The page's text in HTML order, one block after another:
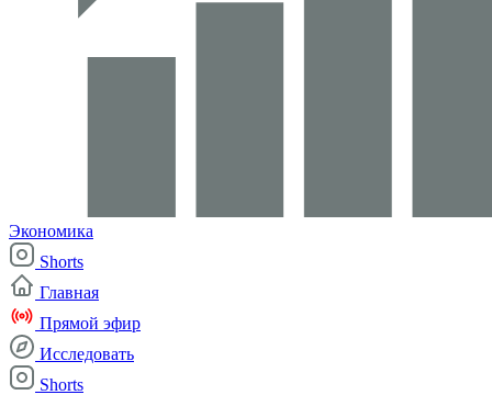
Экономика
Shorts
Главная
Прямой эфир
Исследовать
Shorts